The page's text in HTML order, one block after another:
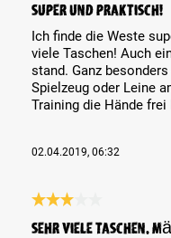
Super und praktisch!
Ich finde die Weste
viele Taschen! Auch
stand. Ganz
Spielzeug oder Leine
Training die Hände frei
02.04.2019, 06:32
Sehr viele Taschen.